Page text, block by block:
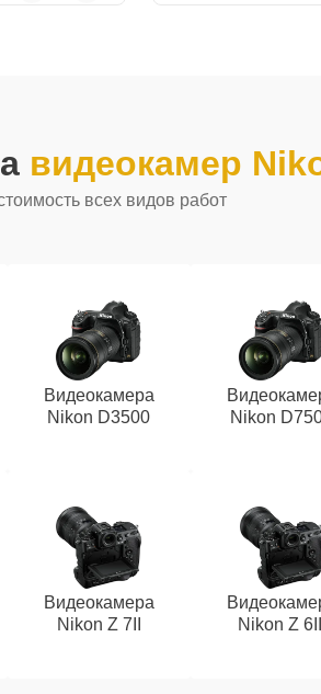
видеокамер
всех видов работ
Видеокамера
Nikon D3500
Nikon
Видеокамера
Nikon Z 7II
Nikon Z 6III